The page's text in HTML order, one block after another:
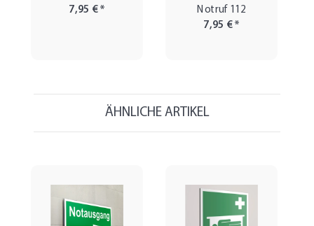
7,95 €* Notruf 112
7,95 €*
ÄHNLICHE ARTIKEL